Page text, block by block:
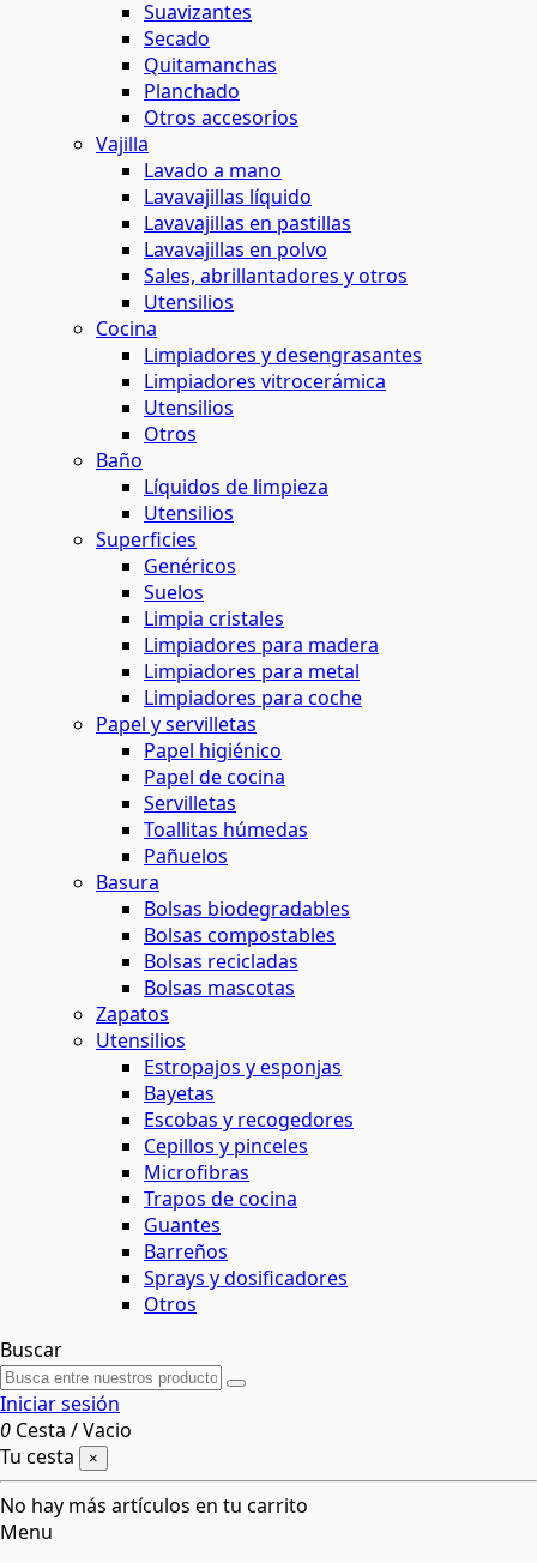
Suavizantes
Secado
Quitamanchas
Planchado
Otros accesorios
Vajilla
Lavado a mano
Lavavajillas líquido
Lavavajillas en pastillas
Lavavajillas en polvo
Sales, abrillantadores y otros
Utensilios
Cocina
Limpiadores y desengrasantes
Limpiadores vitrocerámica
Utensilios
Otros
Baño
Líquidos de limpieza
Utensilios
Superficies
Genéricos
Suelos
Limpia cristales
Limpiadores para madera
Limpiadores para metal
Limpiadores para coche
Papel y servilletas
Papel higiénico
Papel de cocina
Servilletas
Toallitas húmedas
Pañuelos
Basura
Bolsas biodegradables
Bolsas compostables
Bolsas recicladas
Bolsas mascotas
Zapatos
Utensilios
Estropajos y esponjas
Bayetas
Escobas y recogedores
Cepillos y pinceles
Microfibras
Trapos de cocina
Guantes
Barreños
Sprays y dosificadores
Otros
Buscar
Iniciar sesión
0 Cesta /Vacio
Tu cesta
×
No hay más artículos en tu carrito
Menu